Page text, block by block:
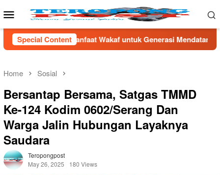
to
Mobile
Menu
Special Content
untuk Generasi Mendatang SPPG Pondok
Home Sosial
Bersantap Bersama, Satgas TMMD
Ke-124 Kodim 0602/Serang Dan
Warga Jalin Hubungan Layaknya
Saudara
Teropongpost
May 26, 2025
180 Views